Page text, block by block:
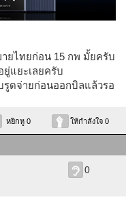
ายไทยก่อน 15 กพ มั้ยครับ
แยะเลยครับ
รูดจ่ายก่อนออกบิลแล้วรอ
หยิกหู 0 ให้กำลังใจ 0
0